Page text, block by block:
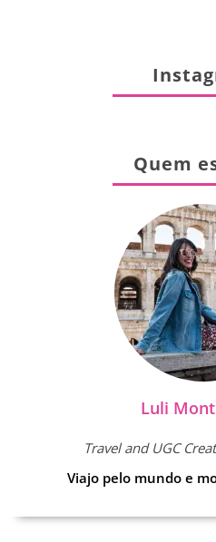
Quem
Luli
Travel and UGC
Viajo pelo mundo e